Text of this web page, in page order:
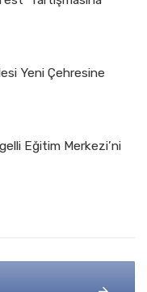
Yeni Çehresine
Eğitim Merkezi’ni